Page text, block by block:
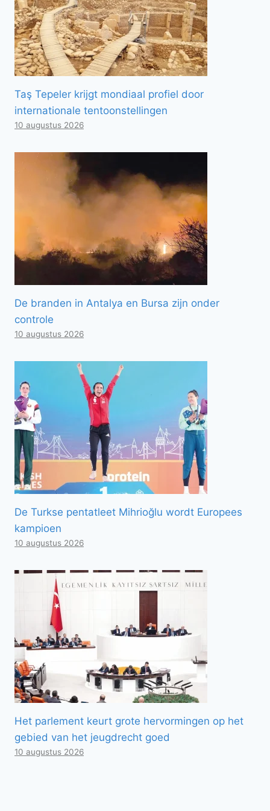
Taş Tepeler krijgt mondiaal profiel door
internationale tentoonstellingen
10 augustus 2026
De branden in Antalya en Bursa zijn onder
controle
10 augustus 2026
De Turkse pentatleet Mihrioğlu wordt Europees
kampioen
10 augustus 2026
Het parlement keurt grote hervormingen op het
gebied van het jeugdrecht goed
10 augustus 2026